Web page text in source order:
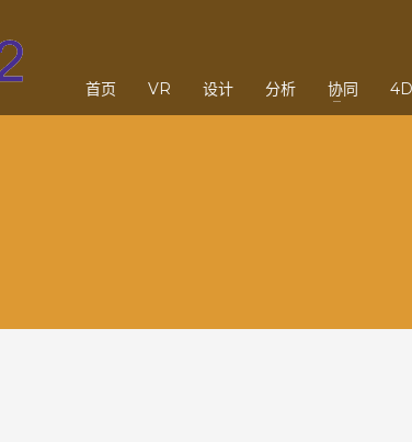
首页 VR 设计 分析 协同